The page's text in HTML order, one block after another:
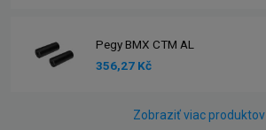
Pegy BMX CTM AL
356,27 Kč
Zobraziť viac produktov